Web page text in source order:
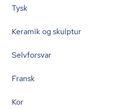
Tysk
Keramik og skulptur
Selvforsvar
Fransk
Kor